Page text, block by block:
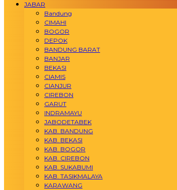
JABAR
Bandung
CIMAHI
BOGOR
DEPOK
BANDUNG BARAT
BANJAR
BEKASI
CIAMIS
CIANJUR
CIREBON
GARUT
INDRAMAYU
JABODETABEK
KAB. BANDUNG
KAB. BEKASI
KAB. BOGOR
KAB. CIREBON
KAB. SUKABUMI
KAB. TASIKMALAYA
KARAWANG